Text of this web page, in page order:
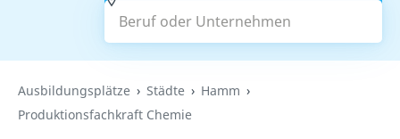
Suchen
Ausbildungsplätze Städte
Hamm
Produktionsfachkraft Chemie